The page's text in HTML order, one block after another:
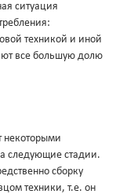
ситуация
техникой и иной
все большую долю
некоторыми
следующие стадии.
сборку
техники, т.е. он